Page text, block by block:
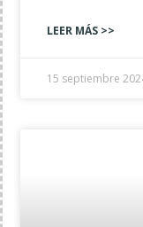
LEER MÁS >>
15 septiembre